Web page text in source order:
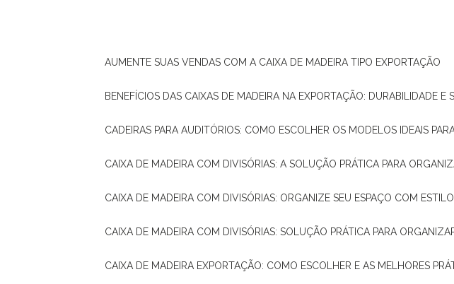
AUMENTE SUAS VENDAS COM A CAIXA DE MADEIRA TIPO EXPORTAÇÃO
BENEFÍCIOS DAS CAIXAS DE MADEIRA NA EXPORTAÇÃO: DURABILIDADE E
CADEIRAS PARA AUDITÓRIOS: COMO ESCOLHER OS MODELOS IDEAIS
CAIXA DE MADEIRA COM DIVISÓRIAS: A SOLUÇÃO PRÁTICA PARA
CAIXA DE MADEIRA COM DIVISÓRIAS: ORGANIZE SEU ESPAÇO COM
CAIXA DE MADEIRA COM DIVISÓRIAS: SOLUÇÃO PRÁTICA PARA
CAIXA DE MADEIRA EXPORTAÇÃO: COMO ESCOLHER E AS MELHORES